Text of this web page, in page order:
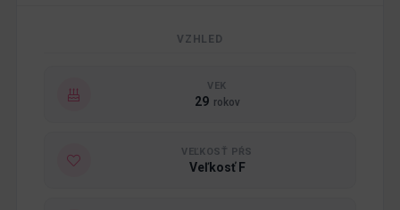
VZHLED
VEK
29 rokov
VEĽKOSŤ PŔS
Veľkosť F